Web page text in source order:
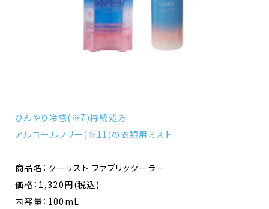
ひんやり冷感(※7)持続処方
アルコールフリー(※11)の衣類用ミスト
商品名：クーリスト ファブリックーラー
価格：1,320円(税込)
内容量：100mL